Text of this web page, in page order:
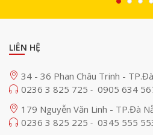
đình Lifestyle 650.
LIÊN HỆ
34 - 36 Phan Châu Trinh -
0236 3 825 725 - 0905 634
179 Nguyễn Văn Linh - TP.Đà
0236 3 825 225 - 0345 555